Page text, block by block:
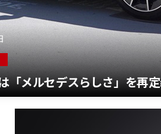
「メルセデスらしさ」を再